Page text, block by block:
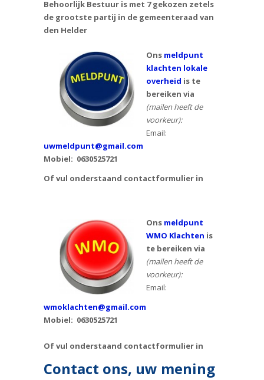
Behoorlijk Bestuur is met 7 gekozen zetels
de grootste partij in de gemeenteraad van
den Helder
Ons meldpunt
klachten lokale
overheid is te
bereiken via
(mailen heeft de
voorkeur):
Email:
uwmeldpunt@gmail.com
Mobiel: 0630525721
Of vul onderstaand contactformulier in
Ons meldpunt
WMO Klachten is
te bereiken via
(mailen heeft de
voorkeur):
Email:
wmoklachten@gmail.com
Mobiel: 0630525721
Of vul onderstaand contactformulier in
Contact ons, uw mening